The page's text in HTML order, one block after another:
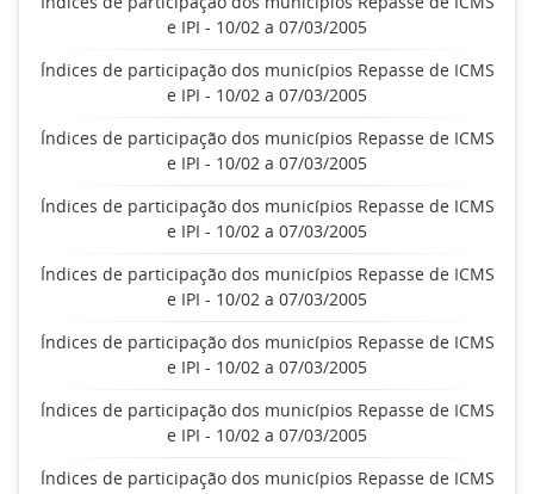
e IPI - 10/02 a 07/03/2005
Índices de participação dos municípios Repasse de ICMS
e IPI - 10/02 a 07/03/2005
Índices de participação dos municípios Repasse de ICMS
e IPI - 10/02 a 07/03/2005
Índices de participação dos municípios Repasse de ICMS
e IPI - 10/02 a 07/03/2005
Índices de participação dos municípios Repasse de ICMS
e IPI - 10/02 a 07/03/2005
Índices de participação dos municípios Repasse de ICMS
e IPI - 10/02 a 07/03/2005
Índices de participação dos municípios Repasse de ICMS
e IPI - 10/02 a 07/03/2005
Índices de participação dos municípios Repasse de ICMS